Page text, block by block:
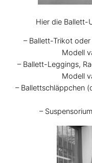
Hier die Ballett-
– Ballett-Trikot
Modell
– Ballett-Leggings,
Modell
– Ballettschläppchen
–